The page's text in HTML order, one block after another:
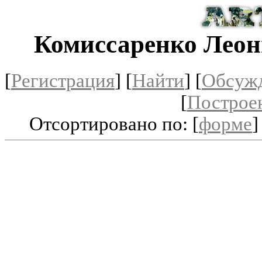
Комиссаренко
[Регистрация] [Найти] [
[
Отсортировано по: [форме